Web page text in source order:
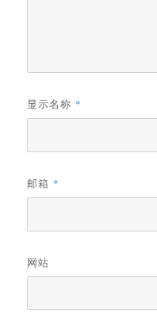
显示名称 *
邮箱 *
网站